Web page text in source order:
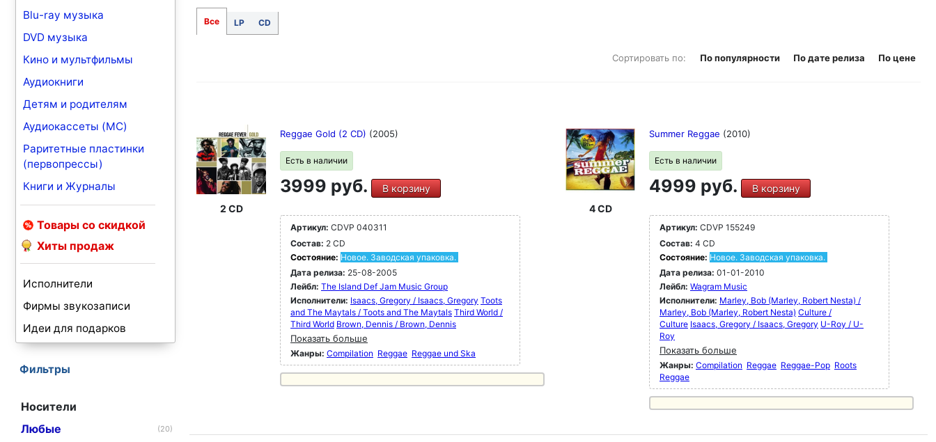
Blu-ray музыка
DVD музыка
Кино и мультфильмы
Аудиокниги
Детям и родителям
Аудиокассеты (MC)
Раритетные пластинки
(первопрессы)
Книги и Журналы
Товары со скидкой
Хиты продаж
Исполнители
Фирмы звукозаписи
Идеи для подарков
Фильтры
Носители
Любые
(20)
Все LP CD
Сортировать по: По популярности По дате релиза По цене
2 CD
Reggae Gold (2 CD) (2005)
Есть в наличии
3999 руб. В корзину
Артикул: CDVP 040311
Состав: 2 CD
Состояние: Новое. Заводская упаковка.
Дата релиза: 25-08-2005
Лейбл: The Island Def Jam Music Group
Исполнители: Isaacs, Gregory / Isaacs, Gregory Toots
and The Maytals / Toots and The Maytals Third World /
Third World Brown, Dennis / Brown, Dennis
Показать больше
Жанры: Compilation Reggae Reggae und Ska
4 CD
Summer Reggae (2010)
Есть в наличии
4999 руб. В корзину
Артикул: CDVP 155249
Состав: 4 CD
Состояние: Новое. Заводская упаковка.
Дата релиза: 01-01-2010
Лейбл: Wagram Music
Исполнители: Marley, Bob (Marley, Robert Nesta) /
Marley, Bob (Marley, Robert Nesta) Culture /
Culture Isaacs, Gregory / Isaacs, Gregory U-Roy / U-
Roy
Показать больше
Жанры: Compilation Reggae Reggae-Pop Roots
Reggae